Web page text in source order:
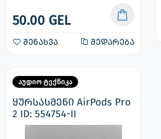
50.00 GEL
შენახვა შედარება
აუდიო ტექნიკა
ყურსასმენი AirPods Pro
2 ID: 554754-II